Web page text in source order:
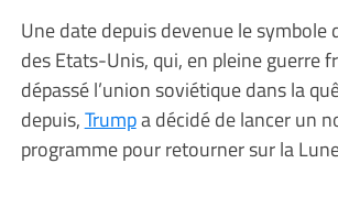
Une date depuis devenue le symbole
des Etats-Unis, qui, en pleine guerre
dépassé l’union soviétique dans la
depuis,Trumpa décidé de lancer un
programme pour retourner sur la